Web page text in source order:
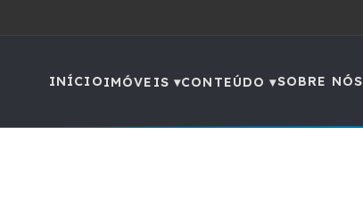
INÍCIOIMÓVEIS ▾CONTEÚDO ▾SOBRE NÓS